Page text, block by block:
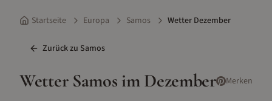
Startseite Europa Samos Wetter Dezember
Zurück zu Samos
Wetter Samos imDezember Merken